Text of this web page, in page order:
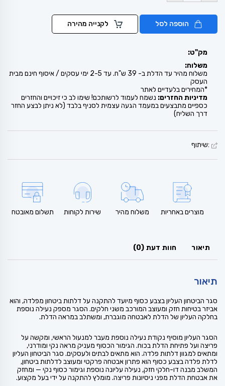
הוספה לסל לקנייה מהירה
מק"ט:
משלוח:
משלוח מהיר עד הדלת ב- 39 ש"ח. עד 2-5 ימי עסקים / איסוף חינם מבית
העסק
*המחירים בלעדיים לאתר
מדיניות החזרים: נשמח לעמוד לרשותכם! שימו לב כי זיכויים והחזרים
כספיים מתבצעים במעמד הגעה עצמית לסניף בלבד (לא ניתן לבצע החזר
דרך השליח)
:שיתוף
מוצרים באחריות משלוח מהיר שירות לקוחות תשלום מאובטח
תיאור חוות דעת (0)
תיאור
סגר הביטחון העליון בצבע כסוף מיועד להתקנה על דלתות ביטחון מפלדה, והוא
אביזר בטיחות חזק ומעוצב המורכב משני חלקים. הסגר מספק נעילה נוספת
בחלקה העליון של הדלת לאבטחה מוגברת, ומשתלב במראה הדלת.
הסגר העליון מוסיף נקודת נעילה נוספת מעבר למנעול הראשי, ומקשה על
פריצה ועל פתיחת הדלת בכוח. הגימור הכסוף מעניק מראה נקי ומודרני,
ומתאים למגוון דלתות פלדה. הוא מתאים לבתים ולעסקים. סגר הביטחון העליון
לדלת פלדה בצבע כסוף הוא פתרון אבטחה פרקטי ומעוצב לדלתות ביטחון,
המשלב מבנה דו-חלקי חזק, נעילה עליונה נוספת וגימור כסוף נקי — ומחזק
את אבטחת הדלת מפני ניסיונות פריצה. מומלץ להתקנה על ידי בעל מקצוע.